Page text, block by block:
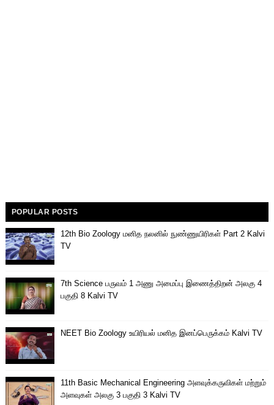
POPULAR POSTS
12th Bio Zoology மனித நலனில் நுண்ணுயிரிகள் Part 2 Kalvi
TV
7th Science பருவம் 1 அணு அமைப்பு இணைத்திறன் அலகு 4
பகுதி 8 Kalvi TV
NEET Bio Zoology உயிரியல் மனித இனப்பெருக்கம் Kalvi TV
11th Basic Mechanical Engineering அளவுக்கருவிகள் மற்றும்
அளவுகள் அலகு 3 பகுதி 3 Kalvi TV